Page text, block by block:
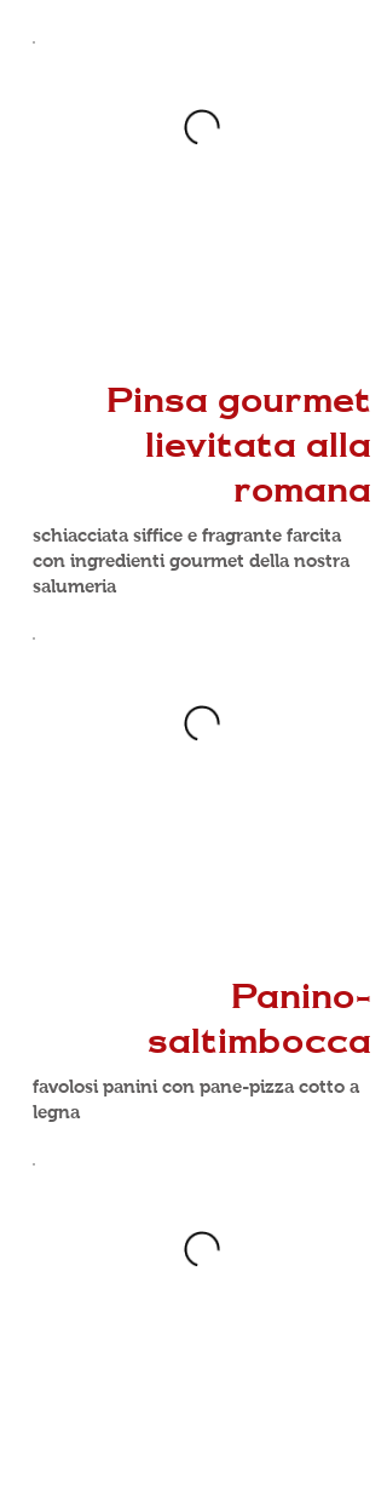
Pinsa gourmet
lievitata alla
romana
schiacciata siffice e fragrante farcita
con ingredienti gourmet della nostra
salumeria
Panino-
saltimbocca
favolosi panini con pane-pizza cotto a
legna